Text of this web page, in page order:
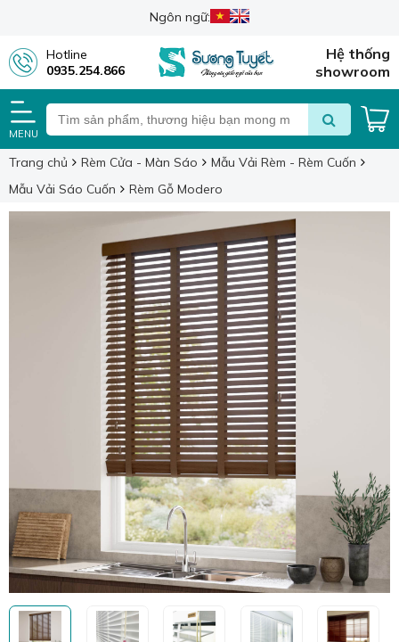
Ngôn ngữ:
Hotline
0935.254.866
Hệ thống
showroom
MENU
Trang chủ Rèm Cửa - Màn Sáo
Mẫu Vải Rèm - Rèm Cuốn
Mẫu Vải Sáo Cuốn
Rèm Gỗ Modero